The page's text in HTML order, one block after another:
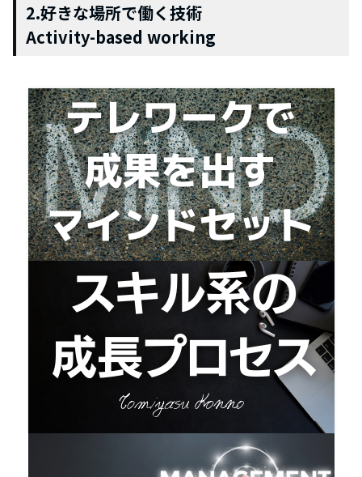
2.好きな場所で働く技術
Activity-based working